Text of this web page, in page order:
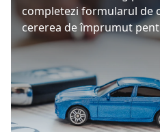
completezi formularul de
cererea de împrumut